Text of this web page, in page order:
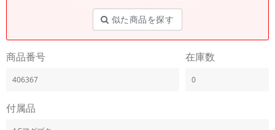
似た商品を探す
商品番号
406367
在庫数
0
付属品